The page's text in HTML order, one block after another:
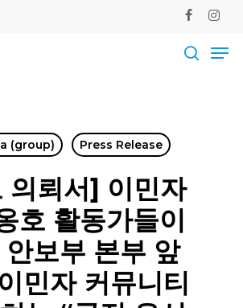
facebook
(group) Press Release
의뢰서] 이민자
호 활동가들이
안보부 본부 앞
민자 커뮤니티
Close